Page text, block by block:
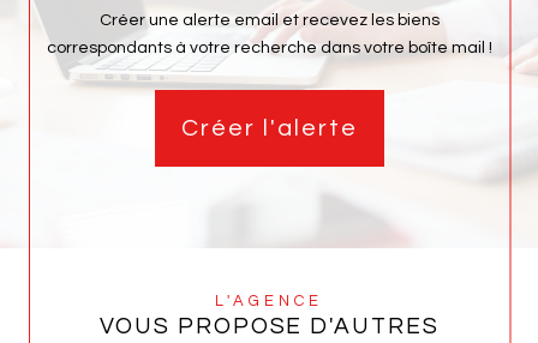
Créer une alerte email et recevez les biens
correspondants à votre recherche dans votre boîte mail !
Créer l'alerte
L'AGENCE
VOUS PROPOSE D'AUTRES